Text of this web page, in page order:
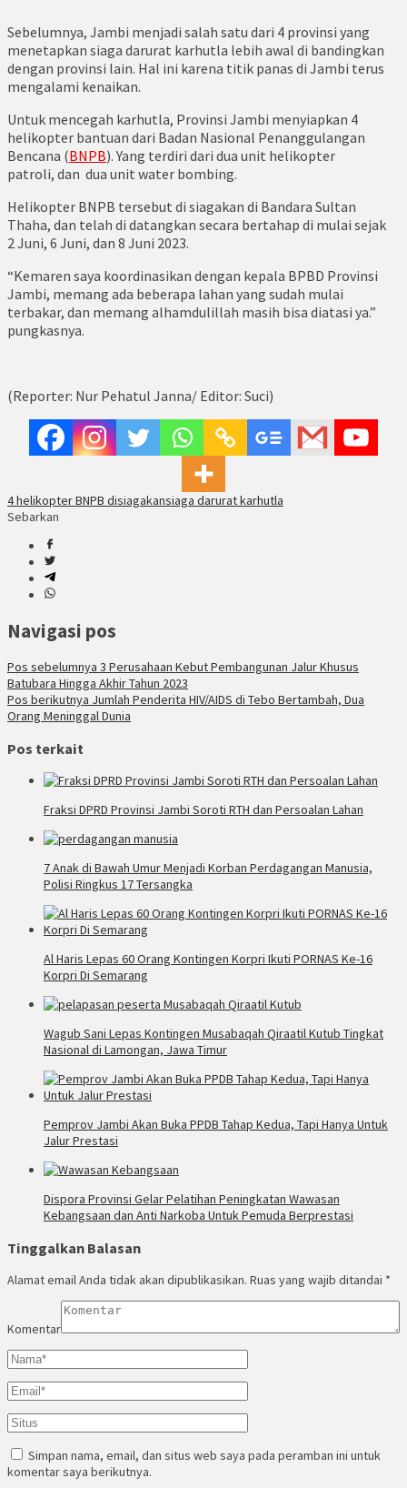
Sebelumnya, Jambi menjadi salah satu dari 4 provinsi yang
menetapkan siaga darurat karhutla lebih awal di bandingkan
dengan provinsi lain. Hal ini karena titik panas di Jambi terus
mengalami kenaikan.
Untuk mencegah karhutla, Provinsi Jambi menyiapkan 4
helikopter bantuan dari Badan Nasional Penanggulangan
Bencana (BNPB). Yang terdiri dari dua unit helikopter
patroli, dan dua unit water bombing.
Helikopter BNPB tersebut di siagakan di Bandara Sultan
Thaha, dan telah di datangkan secara bertahap di mulai sejak
2 Juni, 6 Juni, dan 8 Juni 2023.
“Kemaren saya koordinasikan dengan kepala BPBD Provinsi
Jambi, memang ada beberapa lahan yang sudah mulai
terbakar, dan memang alhamdulillah masih bisa diatasi ya.”
pungkasnya.
(Reporter: Nur Pehatul Janna/ Editor: Suci)
4 helikopter BNPB disiagakansiaga darurat karhutla
Sebarkan
Navigasi pos
Pos sebelumnya 3 Perusahaan Kebut Pembangunan Jalur Khusus
Batubara Hingga Akhir Tahun 2023
Pos berikutnya Jumlah Penderita HIV/AIDS di Tebo Bertambah, Dua
Orang Meninggal Dunia
Pos terkait
Fraksi DPRD Provinsi Jambi Soroti RTH dan Persoalan Lahan
7 Anak di Bawah Umur Menjadi Korban Perdagangan Manusia,
Polisi Ringkus 17 Tersangka
Al Haris Lepas 60 Orang Kontingen Korpri Ikuti PORNAS Ke-16
Korpri Di Semarang
Wagub Sani Lepas Kontingen Musabaqah Qiraatil Kutub Tingkat
Nasional di Lamongan, Jawa Timur
Pemprov Jambi Akan Buka PPDB Tahap Kedua, Tapi Hanya Untuk
Jalur Prestasi
Dispora Provinsi Gelar Pelatihan Peningkatan Wawasan
Kebangsaan dan Anti Narkoba Untuk Pemuda Berprestasi
Tinggalkan Balasan
Alamat email Anda tidak akan dipublikasikan. Ruas yang wajib ditandai *
Komentar
Simpan nama, email, dan situs web saya pada peramban ini untuk
komentar saya berikutnya.